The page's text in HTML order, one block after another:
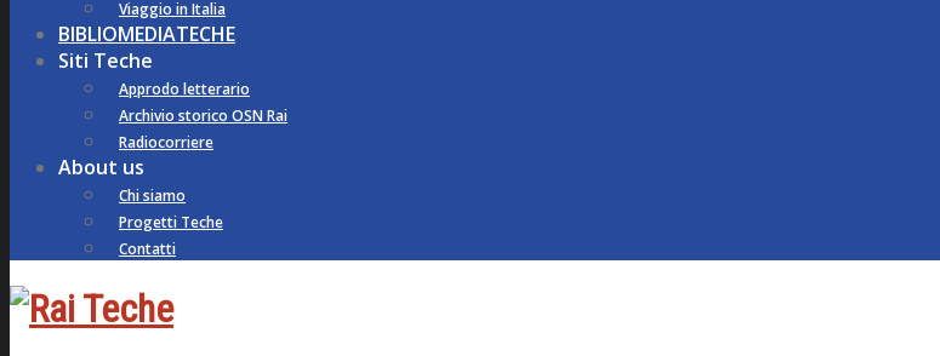
Viaggio in Italia
BIBLIOMEDIATECHE
Siti Teche
Approdo letterario
Archivio storico OSN Rai
Radiocorriere
About us
Chi siamo
Progetti Teche
Contatti